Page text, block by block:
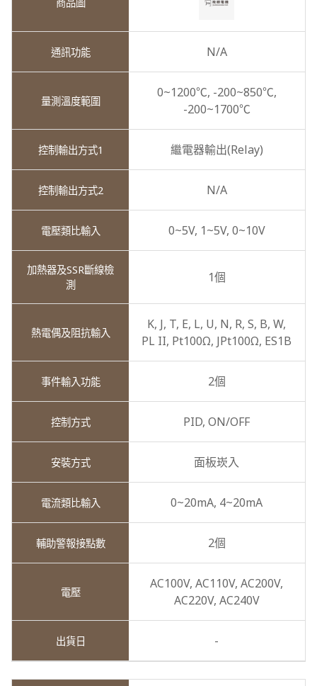
N/A
0~1200℃, -200~850℃,
-200~1700℃
繼電器輸出(Relay)
N/A
0~5V, 1~5V, 0~10V
1個
K, J, T, E, L, U, N, R,S, B,W,
PL II, Pt100Ω, JPt100Ω, ES1B
2個
PID,ON/OFF
面板崁入
0~20mA, 4~20mA
2個
AC100V,AC110V,AC200V,
AC220V, AC240V
-